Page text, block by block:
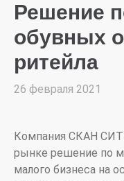
Решение
обувных
ритейла
26 февраля 2021
Компания СКАН
рынке решение по
малого бизнеса на